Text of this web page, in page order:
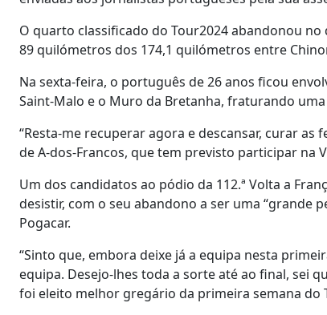
O quarto classificado do Tour2024 abandonou no
89 quilómetros dos 174,1 quilómetros entre
Na sexta-feira, o português de 26 anos ficou
Saint-Malo e o Muro da Bretanha, fraturando
“Resta-me recuperar agora e descansar, curar
de A-dos-Francos, que tem previsto participar na
Um dos candidatos ao pódio da 112.ª Volta a
desistir, com o seu abandono a ser uma “grande
Pogacar.
“Sinto que, embora deixe já a equipa nesta
equipa. Desejo-lhes toda a sorte até ao final, sei
foi eleito melhor gregário da primeira semana do